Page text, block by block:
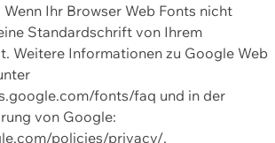
Ihr Browser Web Fonts nicht
Standardschrift von Ihrem
Weitere Informationen zu Google Web
fonts/faq und in der
von Google:
policies/privacy/.